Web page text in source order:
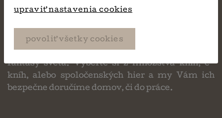
Požičiavanie kníh je pohodlnejšia,
ekologickejšia a lacnejšia cesta ako objaviť
neskutočné množstvo úsmevných, či mrazivých
príbehov, životných právd, alebo neuveriteľného
fantasy sveta. Vyberte si z množstva kníh, e-
kníh, alebo spoločenských hier a my Vám ich
bezpečne doručíme domov, či do práce.
upraviť nastavenia cookies
povoliť všetky cookies